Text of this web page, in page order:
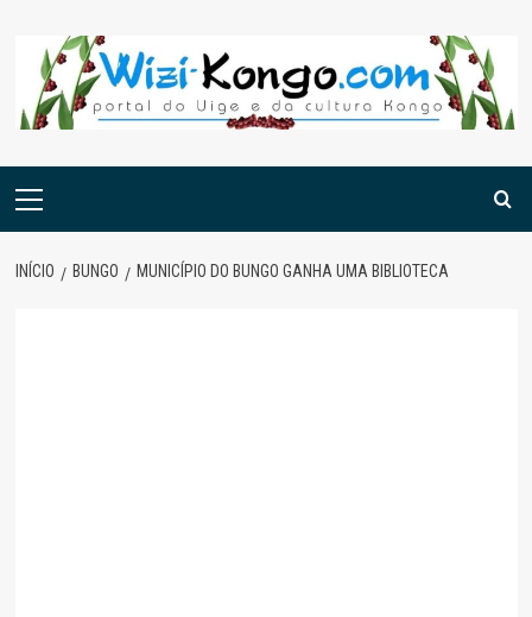
content
Menu
INÍCIO BUNGO MUNICÍPIO DO BUNGO GANHA UMA BIBLIOTECA